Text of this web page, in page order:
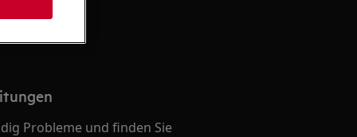
Probleme und finden Sie